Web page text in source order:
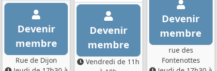
Devenir
membre
Rue de Dijon
Devenir
membre
Vendredi de 11h
Devenir
membre
rue des
Fontenottes